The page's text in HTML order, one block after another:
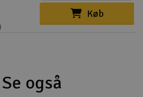
Køb
Se også